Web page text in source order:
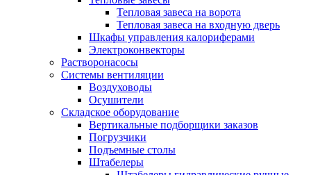
Тепловая завеса на ворота
Тепловая завеса на входную дверь
Шкафы управления калориферами
Электроконвекторы
Растворонасосы
Системы вентиляции
Воздуховоды
Осушители
Складское оборудование
Вертикальные подборщики заказов
Погрузчики
Подъемные столы
Штабелеры